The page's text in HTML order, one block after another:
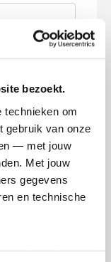
bezoekt.
technieken om
gebruik van onze
— met jouw
Met jouw
gegevens
en technische